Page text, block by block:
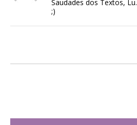
Saudades dos Textos, Lu.
;)